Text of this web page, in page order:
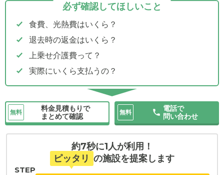
必ず確認してほしいこと
食費、光熱費はいくら？
退去時の返金はいくら？
上乗せ介護費って？
実際にいくら支払うの？
無料
料金見積もりで
まとめて確認
無料
電話で
問い合わせ
約7秒に1人が利用！
ピッタリ の施設を提案します
STEP